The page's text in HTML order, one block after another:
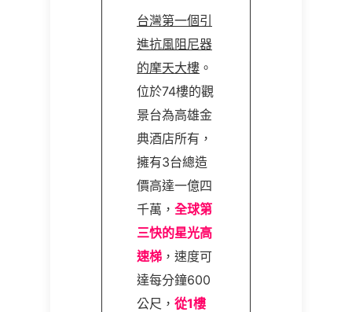
台灣第一個引
進抗風阻尼器
的摩天大樓 。
位於74樓的觀
景台為高雄金
典酒店所有，
擁有3台總造
價高達一億四
千萬， 全球第
三快的星光高
速梯 ，速度可
達每分鐘600
公尺， 從1樓